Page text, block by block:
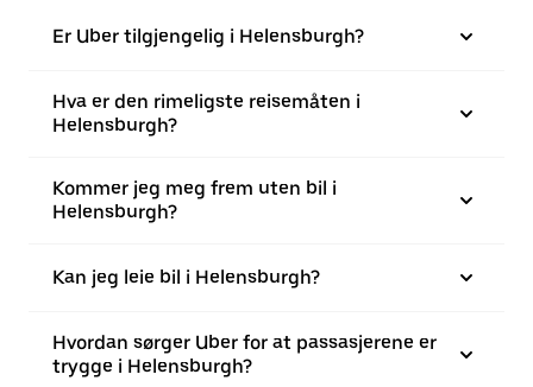
Er Uber tilgjengelig i Helensburgh?
Hva er den rimeligste reisemåten i
Helensburgh?
Kommer jeg meg frem uten bil i
Helensburgh?
Kan jeg leie bil i Helensburgh?
Hvordan sørger Uber for at passasjerene er
trygge i Helensburgh?